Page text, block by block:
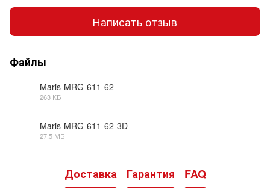
Написать отзыв
Файлы
Maris-MRG-611-62
263 КБ
Maris-MRG-611-62-3D
27.5 МБ
Доставка Гарантия FAQ